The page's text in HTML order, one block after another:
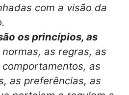
com a visão da
os princípios, as
normas, as regras, as
as
as preferências, as